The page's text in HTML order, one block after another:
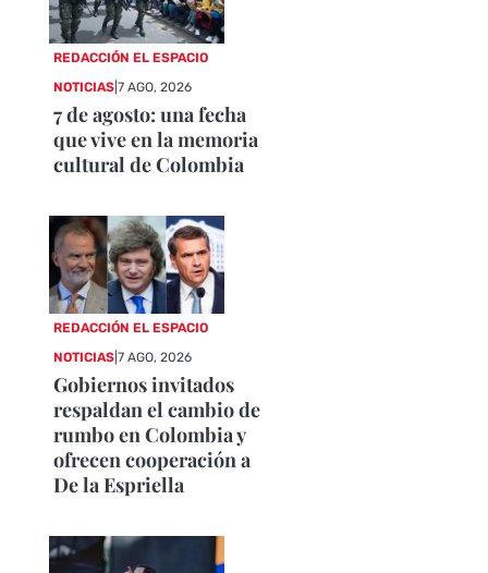
REDACCIÓN EL ESPACIO
NOTICIAS |7 AGO, 2026
7 de agosto: una fecha
que vive en la memoria
cultural de Colombia
REDACCIÓN EL ESPACIO
NOTICIAS |7 AGO, 2026
Gobiernos invitados
respaldan el cambio de
rumbo en Colombia y
ofrecen cooperación a
De la Espriella